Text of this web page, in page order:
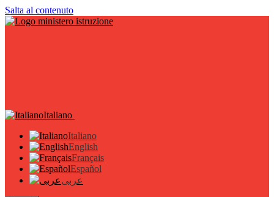
Salta al contenuto
Italiano
Italiano
English
Français
Español
عربى